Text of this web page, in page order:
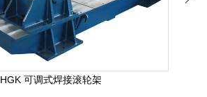
HGK 可调式焊接滚轮架